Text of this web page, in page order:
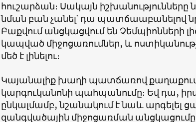
հուշարձան։ Սակայն իշխանությունները
նման բան չանել՝ դա պատճաաբանելով
Բաքվում անցկացվում են Չեմպիոնների
կապված միջոցառումներ, և
մեծ է լինելու։
Կայանալիք խաղի պատճառով քաղաքում
կարգուկանոնի պահպանումը։ Եվ դա,
ընկալմամբ, նշանակում է նաև արգելել
զանգվածային միջոցառման